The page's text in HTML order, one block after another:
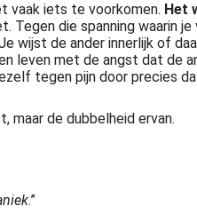
vaak iets te voorkomen. Het
die spanning waarin
wijst de ander innerlijk of
leven met de angst dat de
tegen pijn door precies
maar de dubbelheid ervan.
.”